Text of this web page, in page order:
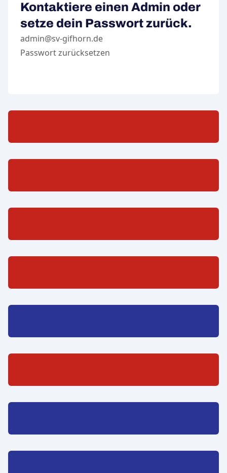
Kontaktiere einen Admin oder
setze dein Passwort zurück.
admin@sv-gifhorn.de
Passwort zurücksetzen